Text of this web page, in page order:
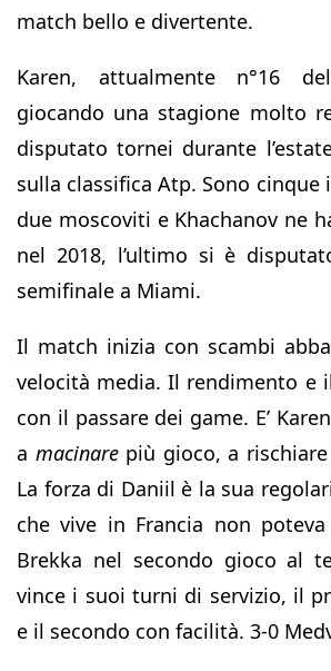
match bello e divertente.
Karen, attualmente n°16
giocando una stagione molto
disputato tornei durante
sulla classifica Atp. Sono cinque
due moscoviti e Khachanov ne
nel 2018, l’ultimo si è
semifinale a Miami.
Il match inizia con scambi
velocità media. Il rendimento e
con il passare dei game. E’
a macinarepiù gioco, a
La forza di Daniil è la sua
che vive in Francia non
Brekka nel secondo gioco al
vince i suoi turni di servizio, il
e il secondo con facilità. 3-0